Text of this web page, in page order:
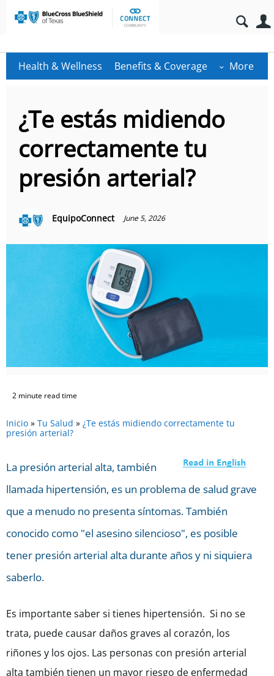
Health & Wellness Benefits & Coverage More
¿Te estás midiendo
correctamente tu
presión arterial?
EquipoConnect June 5, 2026
2 minute read time
Inicio » Tu Salud » ¿Te estás midiendo correctamente tu
presión arterial?
La presión arterial alta, también
llamada hipertensión, es un problema de salud grave
que a menudo no presenta síntomas. También
conocido como "el asesino silencioso", es posible
tener presión arterial alta durante años y ni siquiera
saberlo.
Es importante saber si tienes hipertensión. Si no se
trata, puede causar daños graves al corazón, los
riñones y los ojos. Las personas con presión arterial
alta también tienen un mayor riesgo de enfermedad